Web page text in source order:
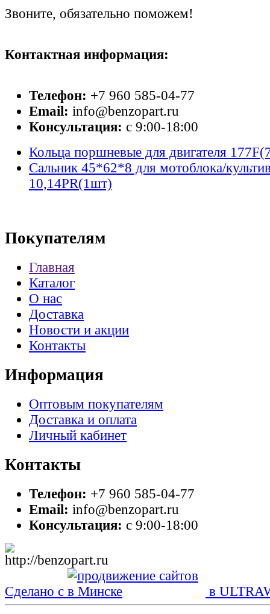
Звоните, обязательно поможем!
Контактная информация:
Телефон: +7 960 585-04-77
Email: info@benzopart.ru
Консультация: с 9:00-18:00
Кольца поршневые для двигателя
Сальник 45*62*8 для мотоблока/
10,14PR(1шт)
Покупателям
Главная
Каталог
О нас
Доставка
Новости и акции
Контакты
Информация
Оптовым покупателям
Доставка и оплата
Личный кабинет
Контакты
Телефон: +7 960 585-04-77
Email: info@benzopart.ru
Консультация: с 9:00-18:00
Сделано с в